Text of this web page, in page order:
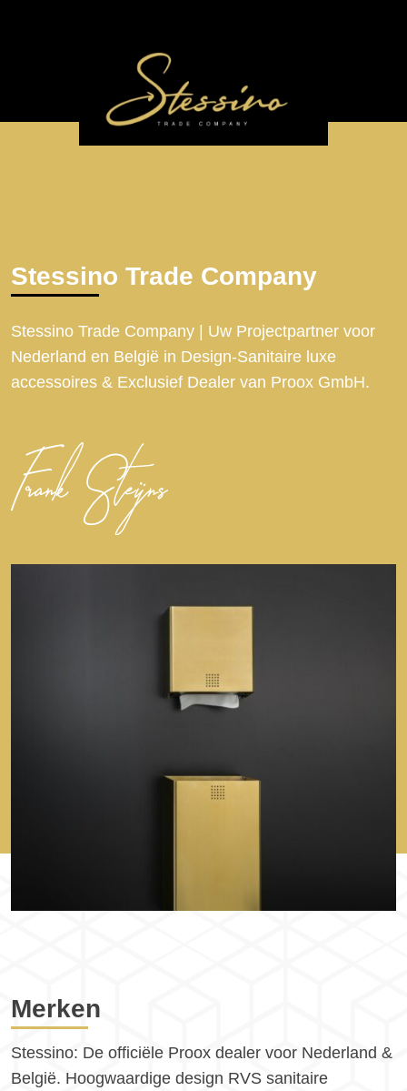
Stessino Trade Company
Stessino Trade Company | Uw Projectpartner voor
Nederland en België in Design-Sanitaire luxe
accessoires & Exclusief Dealer van Proox GmbH.
Merken
Stessino: De officiële Proox dealer voor Nederland &
België. Hoogwaardige design RVS sanitaire